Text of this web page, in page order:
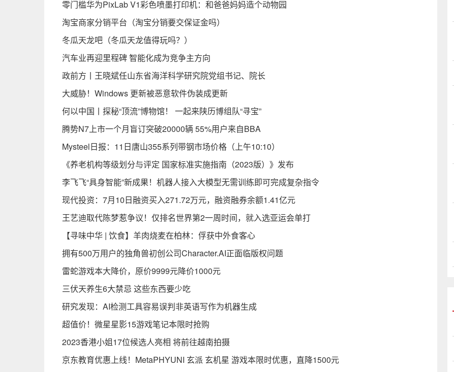
零门槛华为PixLab V1彩色喷墨打印机：和爸爸妈妈造个动物园
淘宝商家分销平台（淘宝分销要交保证金吗）
冬瓜天龙吧（冬瓜天龙值得玩吗？）
汽车业再迎里程碑 智能化成为竞争主方向
政前方丨王晓斌任山东省海洋科学研究院党组书记、院长
大威胁！Windows 更新被恶意软件伪装成更新
何以中国丨探秘“顶流”博物馆！ 一起来陕历博组队“寻宝”
腾势N7上市一个月盲订突破20000辆 55%用户来自BBA
Mysteel日报：11日唐山355系列带钢市场价格（上午10:10）
《养老机构等级划分与评定 国家标准实施指南（2023版）》发布
李飞飞“具身智能”新成果！机器人接入大模型无需训练即可完成复杂指令
现代投资：7月10日融资买入271.72万元，融资融券余额1.41亿元
王艺迪取代陈梦惹争议！仅排名世界第2一周时间，就入选亚运会单打
【寻味中华 | 饮食】羊肉烧麦在柏林：俘获中外食客心
拥有500万用户的独角兽初创公司Character.AI正面临版权问题
雷蛇游戏本大降价，原价9999元降价1000元
三伏天养生6大禁忌 这些东西要少吃
研究发现：AI检测工具容易误判非英语写作为机器生成
超值价！微星星影15游戏笔记本限时抢购
2023香港小姐17位候选人亮相 将前往越南拍摄
京东教育优惠上线！MetaPHYUNI 玄派 玄机星 游戏本限时优惠，直降1500元